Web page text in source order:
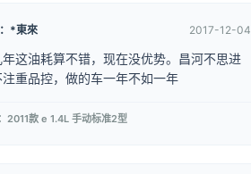
*東來 2017-12-04
年这油耗算不错，现在没优势。昌河不思进
注重品控，做的车一年不如一年
车型：2011款 e 1.4L 手动标准2型